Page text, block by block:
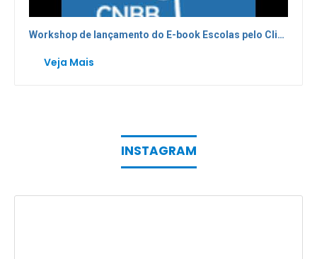
Workshop de lançamento do E-book Escolas pelo Clima
Veja Mais
INSTAGRAM